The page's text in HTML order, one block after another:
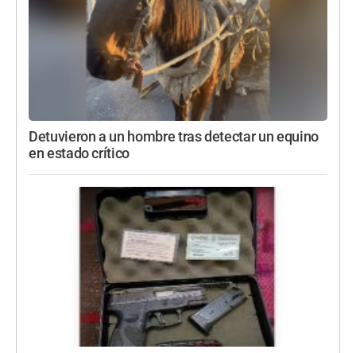
Detuvieron a un hombre tras detectar un equino
en estado crítico